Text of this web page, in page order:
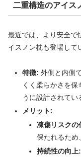
二重構造のアイス
最近では、より安全で
イスノン枕も登場して
特徴: 外側と内側
くく柔らかさを
うに設計されてい
メリット:
凍傷リスクの
保たれるため
持続性の向上: